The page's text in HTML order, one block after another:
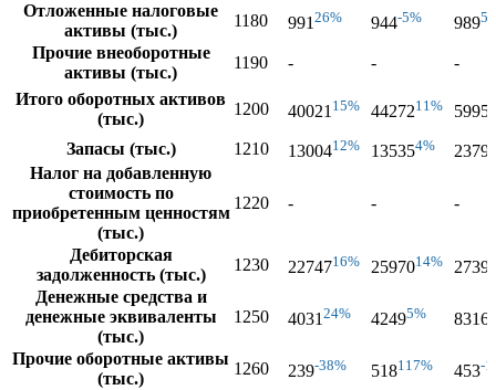
Отложенные налоговые
активы (тыс.)
1180 991 26% 944-5% 989
Прочие внеоборотные
активы (тыс.)
1190 - -
-
Итого оборотных активов
(тыс.)
1200 40021 15% 4427211%
Запасы (тыс.)
1210 1300412% 135354%
Налог на добавленную
стоимость по
приобретенным ценностям
(тыс.)
1220 - - -
Дебиторская
задолженность (тыс.)
1230 2274716% 2597014%
Денежные средства и
денежные эквиваленты
(тыс.)
1250 4031 24% 42495% 8316
Прочие оборотные активы
(тыс.)
1260 239-38% 518117% 453-